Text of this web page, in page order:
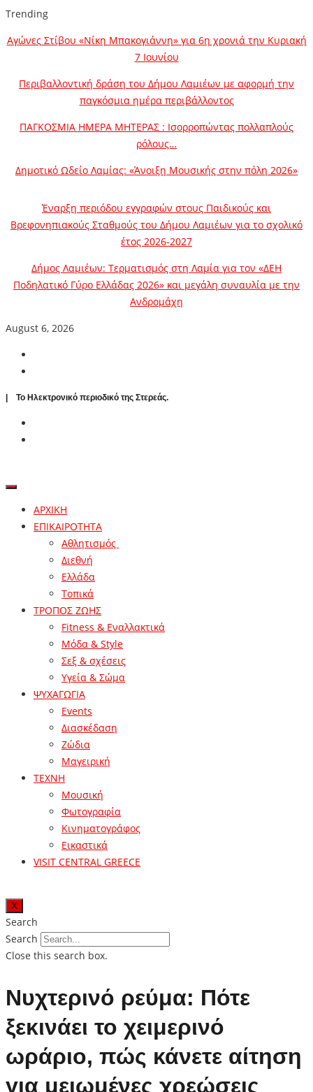
Trending
Αγώνες Στίβου «Νίκη Μπακογιάννη» για 6η χρονιά την Κυριακή
7 Ιουνίου
Περιβαλλοντική δράση του Δήμου Λαμιέων με αφορμή την
παγκόσμια ημέρα περιβάλλοντος
ΠΑΓΚΟΣΜΙΑ ΗΜΕΡΑ ΜΗΤΕΡΑΣ : Ισορροπώντας πολλαπλούς
ρόλους…
Δημοτικό Ωδείο Λαμίας: «Άνοιξη Μουσικής στην πόλη 2026»
Έναρξη περιόδου εγγραφών στους Παιδικούς και
Βρεφονηπιακούς Σταθμούς του Δήμου Λαμιέων για το σχολικό
έτος 2026-2027
Δήμος Λαμιέων: Τερματισμός στη Λαμία για τον «ΔΕΗ
Ποδηλατικό Γύρο Ελλάδας 2026» και μεγάλη συναυλία με την
Ανδρομάχη
August 6, 2026
| To Ηλεκτρονικό περιοδικό της Στερεάς.
ΑΡΧΙΚΗ
ΕΠΙΚΑΙΡΟΤΗΤΑ
Αθλητισμός
Διεθνή
Ελλάδα
Τοπικά
ΤΡΟΠΟΣ ΖΩΗΣ
Fitness & Εναλλακτικά
Μόδα & Style
Σεξ & σχέσεις
Υγεία & Σώμα
ΨΥΧΑΓΩΓΙΑ
Events
Διασκέδαση
Ζώδια
Μαγειρική
ΤΕΧΝΗ
Μουσική
Φωτογραφία
Κινηματογράφος
Εικαστικά
VISIT CENTRAL GREECE
X
Search
Search
Close this search box.
Νυχτερινό ρεύμα: Πότε
ξεκινάει το χειμερινό
ωράριο, πώς κάνετε αίτηση
για μειωμένες χρεώσεις